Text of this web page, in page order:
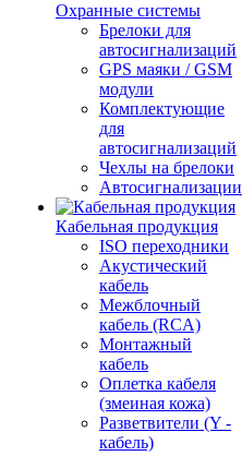
Охранные системы
Брелоки для
автосигнализаций
GPS маяки / GSM
модули
Комплектующие
для
автосигнализаций
Чехлы на брелоки
Автосигнализации
Кабельная продукция
ISO переходники
Акустический
кабель
Межблочный
кабель (RCA)
Монтажный
кабель
Оплетка кабеля
(змеиная кожа)
Разветвители (Y -
кабель)